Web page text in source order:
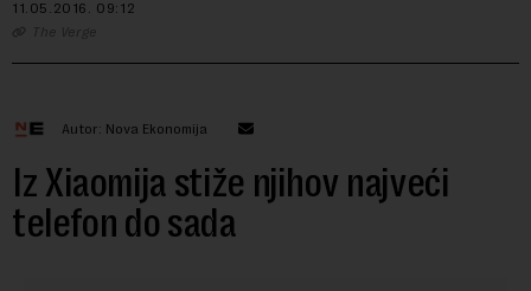
11.05.2016. 09:12
The Verge
Autor: Nova Ekonomija
Iz Xiaomija stiže njihov najveći
telefon do sada